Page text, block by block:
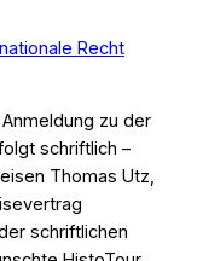
nationale Recht
zu der
schriftlich –
Thomas Utz,
schriftlichen